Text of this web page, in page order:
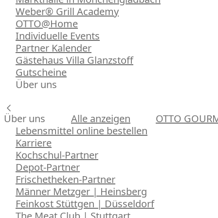
Weber® Grill Academy
OTTO@Home
Individuelle Events
Partner Kalender
Gästehaus Villa Glanzstoff
Gutscheine
Über uns
Über uns Alle anzeigen
OTTO
Lebensmittel online bestellen
Karriere
Kochschul-Partner
Depot-Partner
Frischetheken-Partner
Männer Metzger | Heinsberg
Feinkost Stüttgen | Düsseldorf